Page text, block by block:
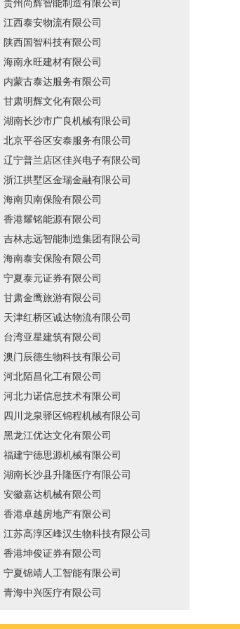
贵州尚辉智能制造有限公司
江西泰安物流有限公司
陕西国智科技有限公司
海南永旺建材有限公司
内蒙古泰达服务有限公司
甘肃明辉文化有限公司
湖南长沙市广良机械有限公司
北京平谷区安泰服务有限公司
辽宁普兰店区佳兴电子有限公司
浙江拱墅区金瑞金融有限公司
海南贝南保险有限公司
香港耀铭能源有限公司
吉林志远智能制造集团有限公司
海南泰安保险有限公司
宁夏泰元证券有限公司
甘肃金鹰旅游有限公司
天津红桥区诚达物流有限公司
台湾亚星建筑有限公司
澳门辰德生物科技有限公司
河北陌昌化工有限公司
河北力诺信息技术有限公司
四川龙泉驿区锦程机械有限公司
黑龙江优达文化有限公司
福建宁德思源机械有限公司
湖南长沙县升隆医疗有限公司
安徽嘉达机械有限公司
香港卓越房地产有限公司
江苏高淳区峰汉生物科技有限公司
香港坤俊证券有限公司
宁夏锦靖人工智能有限公司
青海中兴医疗有限公司